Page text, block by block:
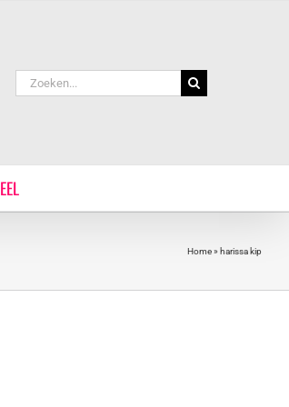
Zoeken
naar:
Home» harissa kip